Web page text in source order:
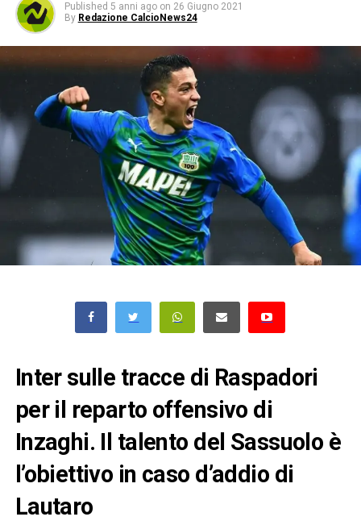
Published 5 anni ago on 26 Giugno 2021
By Redazione CalcioNews24
Inter sulle tracce di Raspadori
per il reparto offensivo di
Inzaghi. Il talento del Sassuolo è
l’obiettivo in caso d’addio di
Lautaro